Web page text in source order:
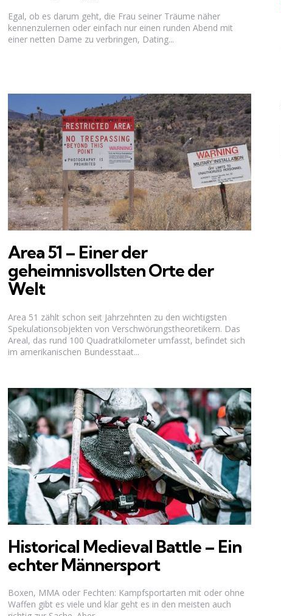
Egal, ob es darum geht, die Frau seiner Träume näher
kennenzulernen oder einfach nur einen runden Abend mit
einer netten Dame zu verbringen, Dating...
Area 51 – Einer der
geheimnisvollsten Orte der
Welt
Area 51 zählt schon seit Jahrzehnten zu den wichtigsten
Spekulationsobjekten von Verschwörungstheoretikern. Das
Areal, das rund 100 Quadratkilometer umfasst, befindet sich
im amerikanischen Bundesstaat...
Historical Medieval Battle – Ein
echter Männersport
Boxen, MMA oder Fechten: Kampfsportarten mit oder ohne
Waffen gibt es viele und klar geht es in den meisten auch